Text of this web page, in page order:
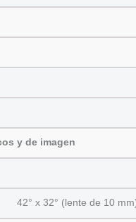
y de imagen
42° x 32° (lente de 10